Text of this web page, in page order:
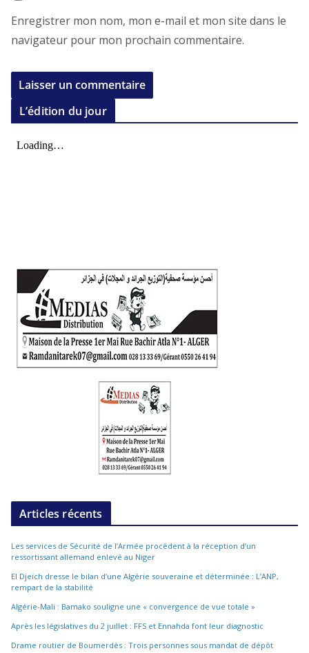
Enregistrer mon nom, mon e-mail et mon site dans le
navigateur pour mon prochain commentaire.
L’édition du jour
Articles récents
Les services de Sécurité de l’Armée procèdent à la réception d’un
ressortissant allemand enlevé au Niger
El Djeïch dresse le bilan d’une Algérie souveraine et déterminée : L’ANP,
rempart de la stabilité
Algérie-Mali : Bamako souligne une « convergence de vue totale »
Après les législatives du 2 juillet : FFS et Ennahda font leur diagnostic
Drame routier de Boumerdès : Trois personnes sous mandat de dépôt